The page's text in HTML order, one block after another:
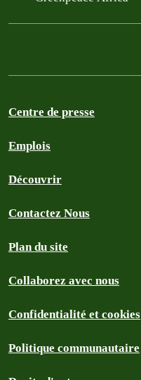
Centre de presse
Emplois
Découvrir
Contactez Nous
Plan du site
Collaborez avec nous
Confidentialité et cookies
Politique communautaire